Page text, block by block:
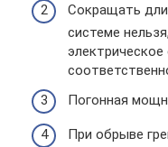
Сокращать
системе
электрическое
Погонная
При обрыве